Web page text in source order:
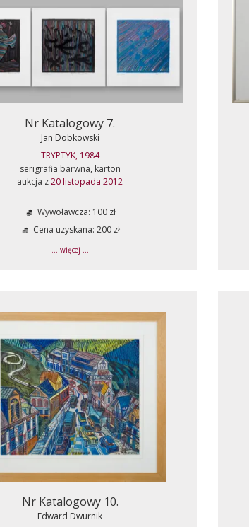
Nr Katalogowy 7.
Jan Dobkowski
TRYPTYK, 1984
serigrafia barwna, karton
aukcja z20 listopada 2012
Wywoławcza: 100 zł
Cena uzyskana: 200 zł
... więcej ...
Nr Katalogowy 10.
Edward Dwurnik